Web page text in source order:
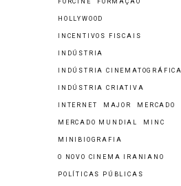
HOLLYWOOD
INCENTIVOS FISCAIS
INDÚSTRIA
INDÚSTRIA CINEMATOGRÁFICA
INDÚSTRIA CRIATIVA
INTERNET MAJOR MERCADO
MERCADO MUNDIAL MINC
MINIBIOGRAFIA
O NOVO CINEMA IRANIANO
POLÍTICAS PÚBLICAS